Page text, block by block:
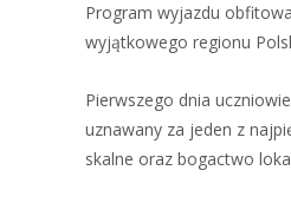
Program wyjazdu
wyjątkowego regionu
Pierwszego dnia
uznawany za jeden z
skalne oraz bogactwo